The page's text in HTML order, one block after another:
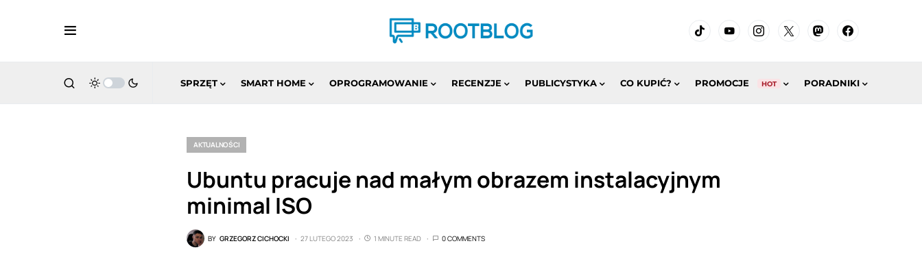
SPRZĘT SMART HOME OPROGRAMOWANIE RECENZJE PUBLICYSTYKA CO KUPIĆ? PROMOCJE HOT PORADNIKI
AKTUALNOŚCI
Ubuntu pracuje nad małym obrazem instalacyjnym
minimal ISO
BY GRZEGORZ CICHOCKI 27 LUTEGO 2023 1 MINUTE READ 0 COMMENTS